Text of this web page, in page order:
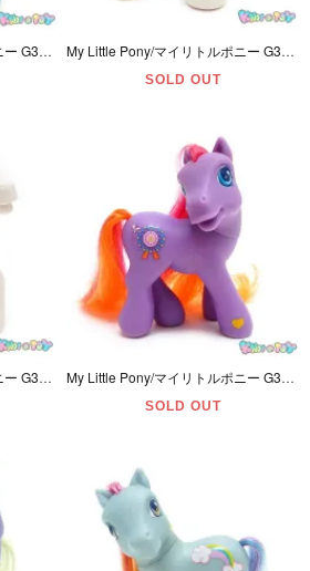
My Little Pony/マイリトルポニー G3・Bellaluna/ベラルーナ・Baby/ベビー・ミニサイズ・ブルー・ラトル＆ミルク・2002年 My Little Pony/マイリトルポニー G3・Goody Gumdrop/グッディガムドロップ・Baby/ベビー・ミニサイズ・ホワイト・ガムドロップ・2003年
SOLD OUT
My Little Pony/マイリトルポニー G3・Lovey Dovey/ ラヴィーダヴィー・ホワイト・3-Dハート・2005年 My Little Pony/マイリトルポニー G3・Round n' Round/ラウンドアンドラウンド・パープル・観覧車・2002年
SOLD OUT